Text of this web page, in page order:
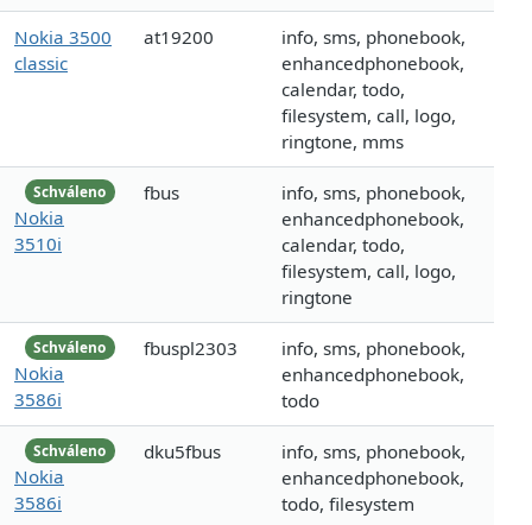
Nokia 3500
classic
at19200
info, sms, phonebook,
enhancedphonebook,
calendar, todo,
filesystem, call, logo,
ringtone, mms
Schváleno
Nokia
3510i
fbus
info, sms, phonebook,
enhancedphonebook,
calendar, todo,
filesystem, call, logo,
ringtone
Schváleno
Nokia
3586i
fbuspl2303
info, sms, phonebook,
enhancedphonebook,
todo
Schváleno
Nokia
3586i
dku5fbus
info, sms, phonebook,
enhancedphonebook,
todo, filesystem